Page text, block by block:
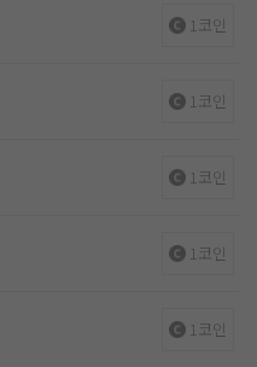
1코인
1코인
1코인
1코인
1코인